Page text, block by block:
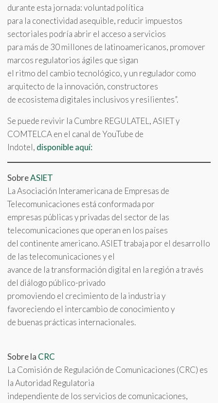
durante esta jornada: voluntad política
para la conectividad asequible, reducir impuestos
sectoriales podría abrir el acceso a servicios
para más de 30 millones de latinoamericanos, promover
marcos regulatorios ágiles que sigan
el ritmo del cambio tecnológico, y un regulador como
arquitecto de la innovación, constructores
de ecosistema digitales inclusivos y resilientes”.
Se puede revivir la Cumbre REGULATEL, ASIET y
COMTELCA en el canal de YouTube de
Indotel, disponible aquí:
SobreASIET
La Asociación Interamericana de Empresas de
Telecomunicaciones está conformada por
empresas públicas y privadas del sector de las
telecomunicaciones que operan en los países
del continente americano. ASIET trabaja por el desarrollo
de las telecomunicaciones y el
avance de la transformación digital en la región a través
del diálogo público-privado
promoviendo el crecimiento de la industria y
favoreciendo el intercambio de conocimiento y
de buenas prácticas internacionales.
Sobre la CRC
La Comisión de Regulación de Comunicaciones (CRC) es
la Autoridad Regulatoria
independiente de los servicios de comunicaciones,